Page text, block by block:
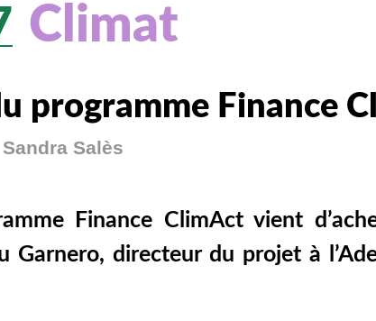
Climat
programme Finance
Sandra Salès
Finance ClimAct vient
Garnero, directeur du projet à